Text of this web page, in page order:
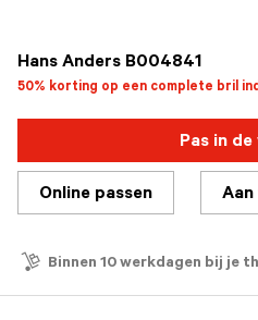
Hans Anders B004841
50% korting op een complete bril
Pas in
Online passen
Binnen 10 werkdagen bij je